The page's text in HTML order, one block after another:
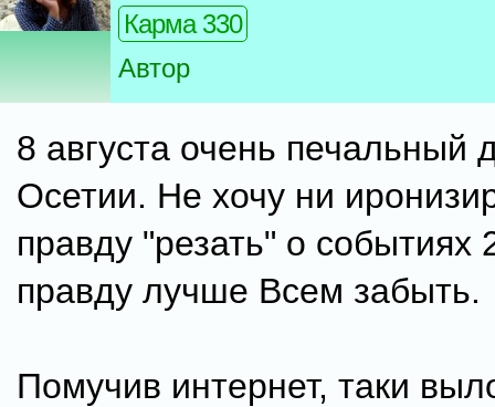
Карма 330
Автор
8 августа очень печальный
Осетии. Не хочу ни
правду "резать" о событиях
правду лучше Всем забыть.
Помучив интернет, таки